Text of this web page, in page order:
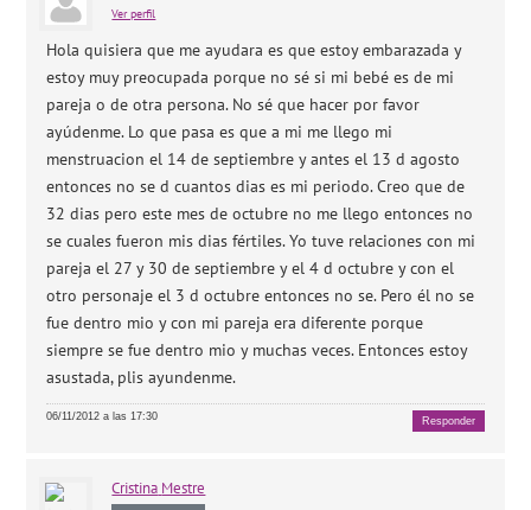
Ver perfil
Hola quisiera que me ayudara es que estoy embarazada y
estoy muy preocupada porque no sé si mi bebé es de mi
pareja o de otra persona. No sé que hacer por favor
ayúdenme. Lo que pasa es que a mi me llego mi
menstruacion el 14 de septiembre y antes el 13 d agosto
entonces no se d cuantos dias es mi periodo. Creo que de
32 dias pero este mes de octubre no me llego entonces no
se cuales fueron mis dias fértiles. Yo tuve relaciones con mi
pareja el 27 y 30 de septiembre y el 4 d octubre y con el
otro personaje el 3 d octubre entonces no se. Pero él no se
fue dentro mio y con mi pareja era diferente porque
siempre se fue dentro mio y muchas veces. Entonces estoy
asustada, plis ayundenme.
06/11/2012 a las 17:30 Responder
Cristina Mestre